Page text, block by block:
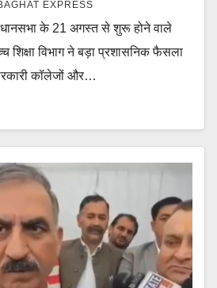
EXPRESS
के 21 अगस्त से शुरू होने वाले
विभाग ने बड़ा प्रशासनिक फैसला
कॉलेजों और…